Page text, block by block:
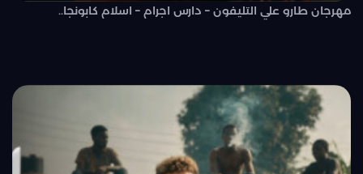
مهرجان طارو علي التليفون – دارس اجرام – اسلام كابونجا..